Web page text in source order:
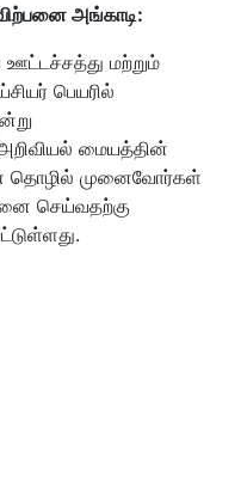
அங்காடி:
ஊட்டச்சத்து மற்றும்
பெயரில்
மையத்தின்
தொழில் முனைவோர்கள்
செய்வதற்கு